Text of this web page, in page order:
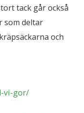
tack går också
som deltar
och
vi-gor/